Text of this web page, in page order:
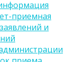
приемная
и